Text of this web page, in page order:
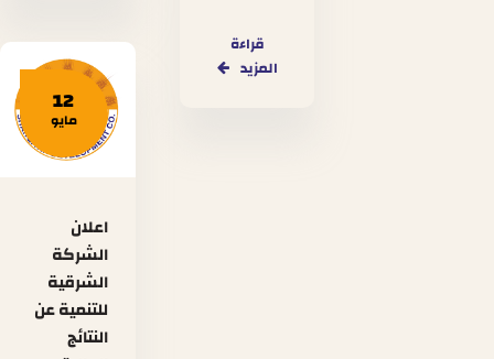
قراءة
المزيد
12
مايو
اعلان
الشركة
الشرقية
للتنمية عن
النتائج